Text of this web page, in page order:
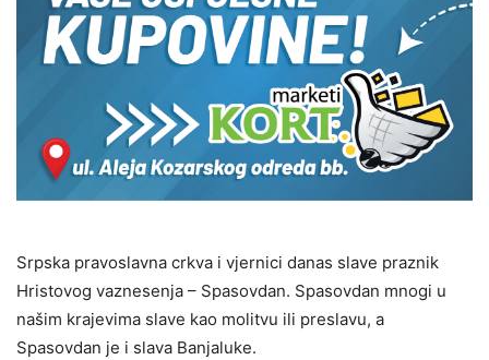
Srpska pravoslavna crkva i vjernici danas slave praznik
Hristovog vaznesenja – Spasovdan. Spasovdan mnogi u
našim krajevima slave kao molitvu ili preslavu, a
Spasovdan je i slava Banjaluke.